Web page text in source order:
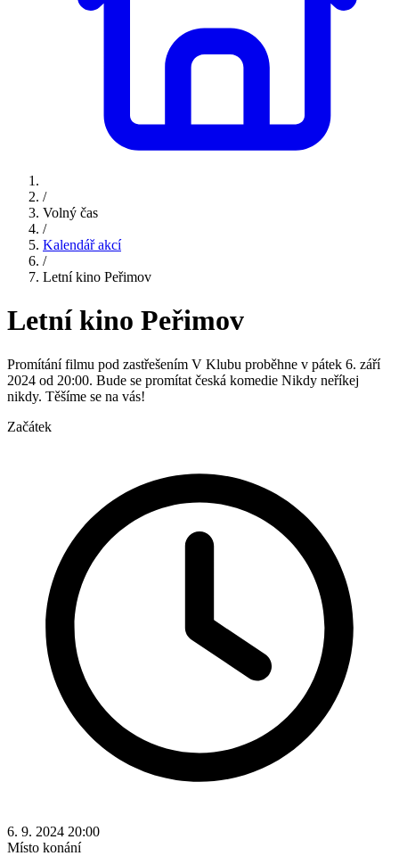
/
Volný čas
/
Kalendář akcí
/
Letní kino Peřimov
Letní kino Peřimov
Promítání filmu pod zastřešením V Klubu proběhne v pátek 6. září
2024 od 20:00. Bude se promítat česká komedie Nikdy neříkej
nikdy. Těšíme se na vás!
Začátek
6. 9. 2024 20:00
Místo konání